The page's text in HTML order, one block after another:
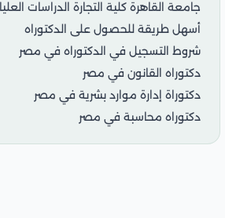
جامعة القاهرة كلية التجارة الدراسات العليا
أسهل طريقة للحصول على الدكتوراه
شروط التسجيل في الدكتوراه في مصر
دكتوراه القانون في مصر
دكتوراة إدارة موارد بشرية في مصر
دكتوراه محاسبة في مصر